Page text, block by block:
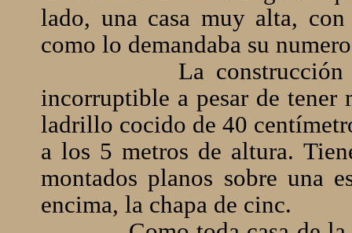
lado, una casa muy alta,
como lo demandaba su
La
incorruptible a pesar de tener
ladrillo cocido de 40
a los 5 metros de altura.
montados planos sobre una
encima, la chapa de cinc.